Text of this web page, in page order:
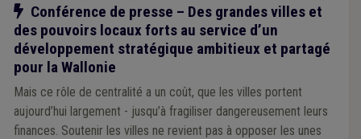
Notre action
Conférence de presse – Des grandes villes et
des pouvoirs locaux forts au service d’un
développement stratégique ambitieux et partagé
pour la Wallonie
Mais ce rôle de centralité a un coût, que les villes portent
aujourd’hui largement - jusqu’à fragiliser dangereusement leurs
finances. Soutenir les villes ne revient pas à opposer les unes